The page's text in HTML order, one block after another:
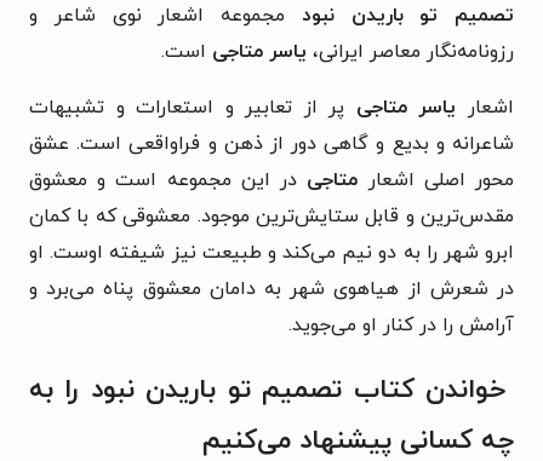
تصمیم تو باریدن نبود مجموعه اشعار نوی شاعر و
رزونامه‌نگار معاصر ایرانی، یاسر متاجی است.
اشعار یاسر متاجی پر از تعابیر و استعارات و تشبیهات
شاعرانه و بدیع و گاهی دور از ذهن و فراواقعی است. عشق
محور اصلی اشعار متاجی در این مجموعه است و معشوق
مقدس‌ترین و قابل ستایش‌ترین موجود. معشوقی که با کمان
ابرو شهر را به دو نیم می‌کند و طبیعت نیز شیفته اوست. او
در شعرش از هیاهوی شهر به دامان معشوق پناه می‌برد و
آرامش را در کنار او می‌جوید.
خواندن کتاب تصمیم تو باریدن نبود را به
چه کسانی پیشنهاد می‌کنیم